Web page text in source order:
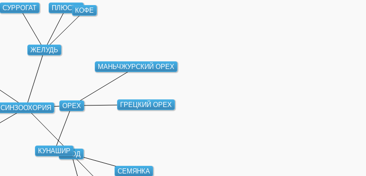
СИНЗООХОРИЯ
ЖЕЛУДЬ
ОРЕХ
ПЛОД
ПЛЮСКА
СУРРОГАТ КОФЕ
МАНЬЧЖУРСКИЙ ОРЕХ
ГРЕЦКИЙ ОРЕХ
КУНАШИР
СЕМЯНКА